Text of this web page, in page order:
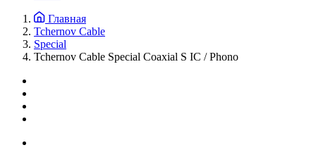
Главная
Tchernov Cable
Special
Tchernov Cable Special Coaxial S IC / Phono